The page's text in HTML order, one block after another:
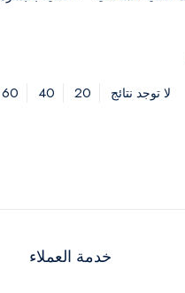
لا توجد نتائج 20
40
60
خدمة العملاء